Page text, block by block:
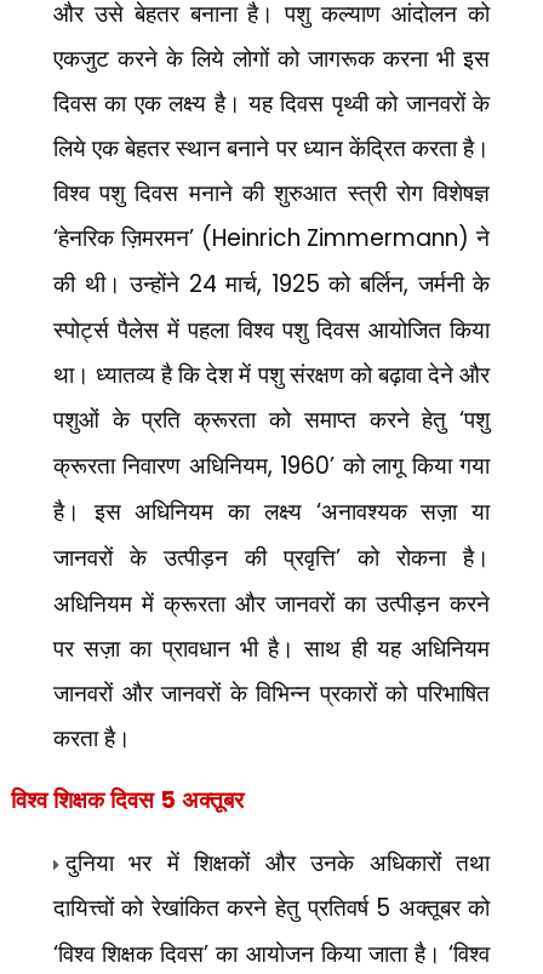
और उसे बेहतर बनाना है। पशु कल्याण आंदोलन को
एकजुट करने के लिये लोगों को जागरूक करना भी इस
दिवस का एक लक्ष्य है। यह दिवस पृथ्वी को जानवरों के
लिये एक बेहतर स्थान बनाने पर ध्यान केंद्रित करता है।
विश्व पशु दिवस मनाने की शुरुआत स्त्री रोग विशेषज्ञ
‘हेनरिक ज़िमरमन’ (Heinrich Zimmermann)ने
की थी। उन्होंने 24 मार्च, 1925 को बर्लिन,जर्मनी के
स्पोर्ट्स पैलेस में पहला विश्व पशु दिवस आयोजित किया
था। ध्यातव्य है कि देश में पशु संरक्षण को बढ़ावा देने और
पशुओं के प्रति क्रूरता को समाप्त करने हेतु‘पशु
क्रूरता निवारण अधिनियम, 1960’को लागू किया गया
है। इस अधिनियम का लक्ष्य ‘अनावश्यक सज़ा या
जानवरों के उत्पीड़न की प्रवृत्ति’को रोकना है।
अधिनियम में क्रूरता और जानवरों का उत्पीड़न करने
पर सज़ा का प्रावधान भी है। साथ ही यह अधिनियम
जानवरों और जानवरों के विभिन्न प्रकारों को परिभाषित
करता है।
विश्व शिक्षक दिवस 5 अक्तूबर
दुनिया भर में शिक्षकों और उनके अधिकारों तथा
दायित्त्वों को रेखांकित करने हेतु प्रतिवर्ष 5 अक्तूबर को
‘विश्व शिक्षक दिवस’का आयोजन किया जाता है।‘विश्व